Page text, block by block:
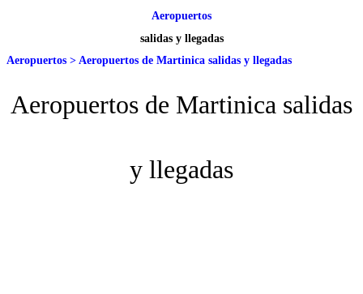
Aeropuertos
salidas y llegadas
Aeropuertos > Aeropuertos de Martinica salidas y llegadas
Aeropuertos de Martinica salidas
y llegadas